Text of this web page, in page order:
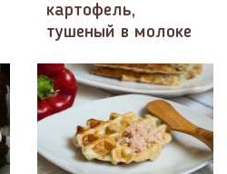
картофель,
тушеный в молоке